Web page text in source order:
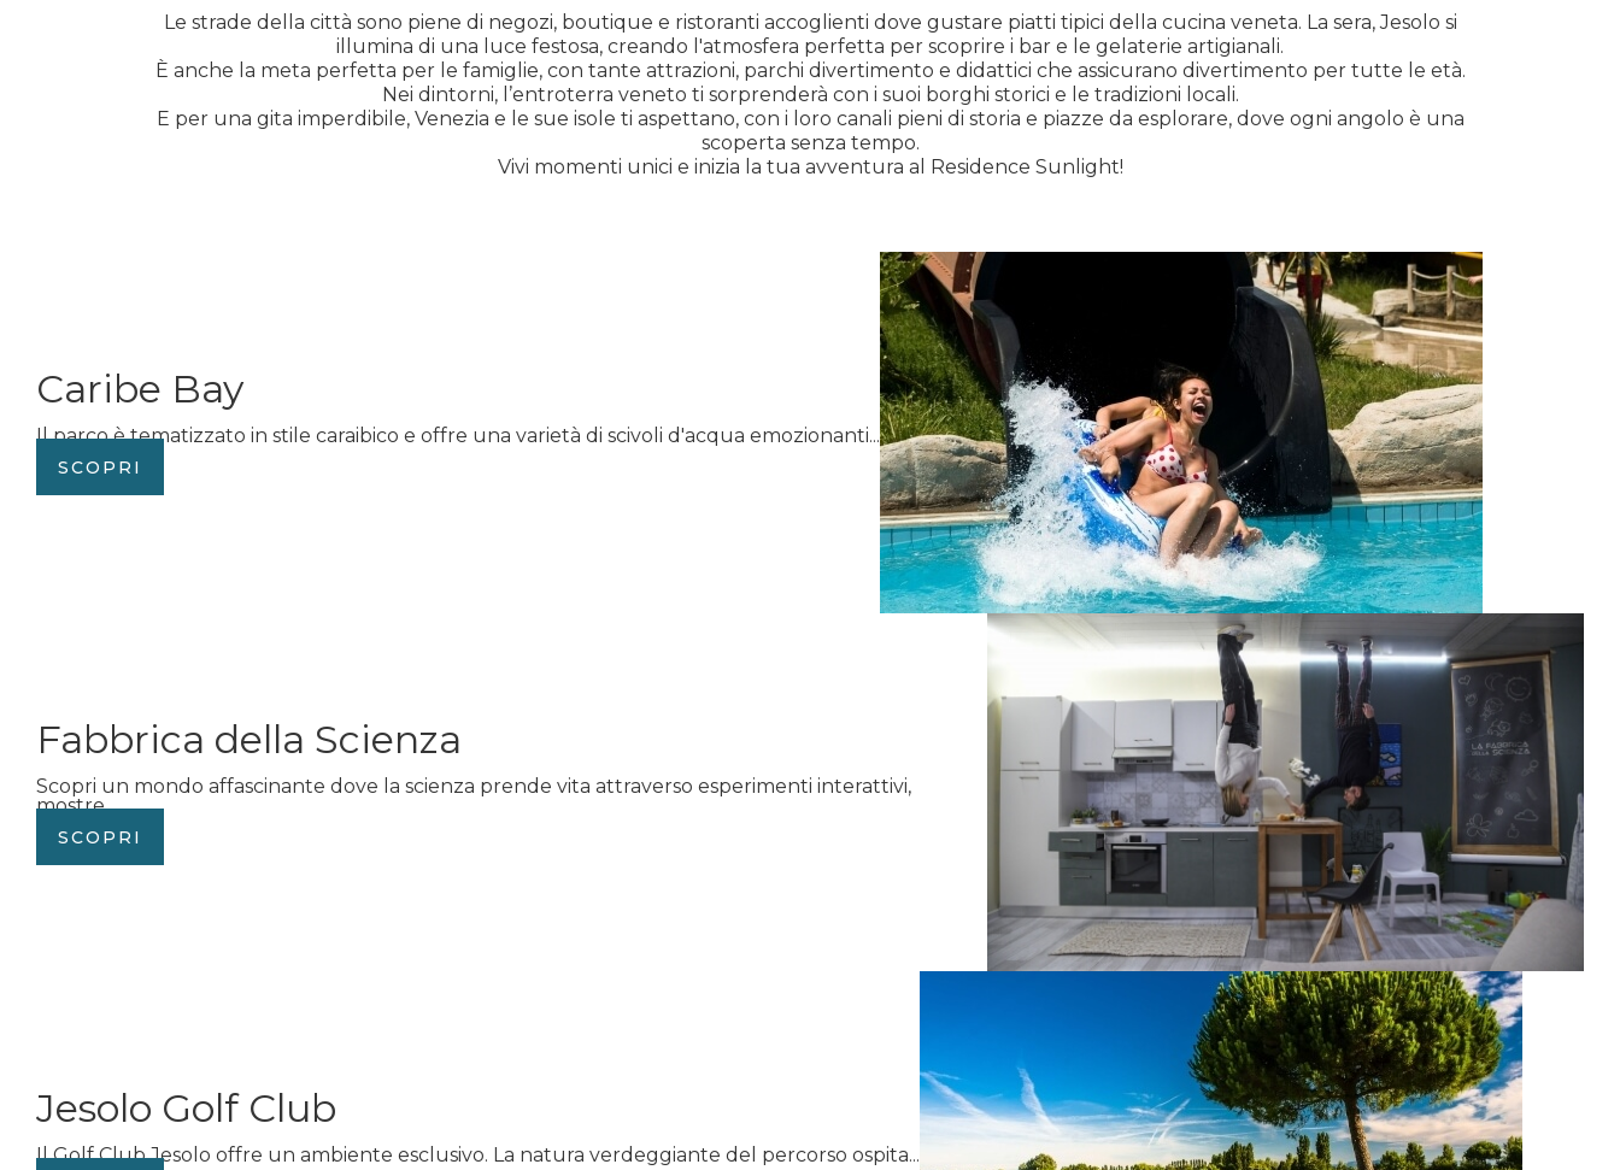
Le strade della città sono piene di negozi, boutique e ristoranti accoglienti dove gustare piatti tipici della cucina veneta. La sera, Jesolo si
illumina di una luce festosa, creando l'atmosfera perfetta per scoprire i bar e le gelaterie artigianali.
È anche la meta perfetta per le famiglie, con tante attrazioni, parchi divertimento e didattici che assicurano divertimento per tutte le età.
Nei dintorni, l’entroterra veneto ti sorprenderà con i suoi borghi storici e le tradizioni locali.
E per una gita imperdibile, Venezia e le sue isole ti aspettano, con i loro canali pieni di storia e piazze da esplorare, dove ogni angolo è una
scoperta senza tempo.
Vivi momenti unici e inizia la tua avventura al Residence Sunlight!
Caribe Bay
Il parco è tematizzato in stile caraibico e offre una varietà di scivoli d'acqua emozionanti...
SCOPRI
Fabbrica della Scienza
Scopri un mondo affascinante dove la scienza prende vita attraverso esperimenti interattivi,
mostre...
SCOPRI
Jesolo Golf Club
Il Golf Club Jesolo offre un ambiente esclusivo. La natura verdeggiante del percorso ospita...